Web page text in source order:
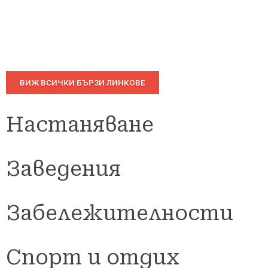
ВИЖ ВСИЧКИ БЪРЗИ ЛИНКОВЕ
Настаняване
Заведения
Забележителности
Спорт и отдих